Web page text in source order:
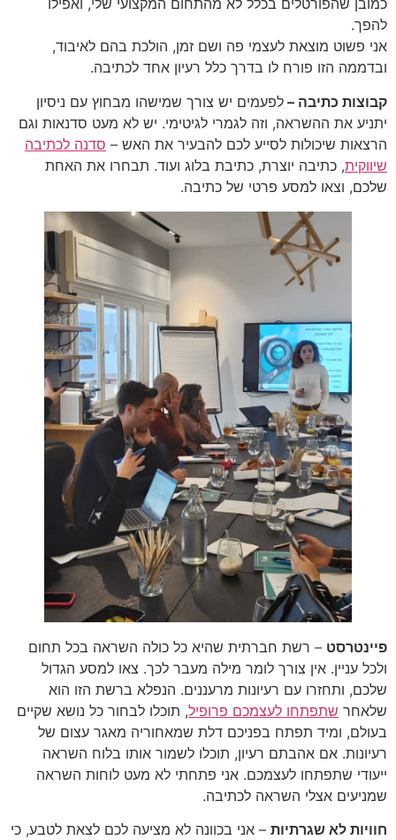
כמובן שהפורטלים בכלל לא מהתחום המקצועי שלי, ואפילו
להפך.
אני פשוט מוצאת לעצמי פה ושם זמן, הולכת בהם לאיבוד,
ובדממה הזו פורח לו בדרך כלל רעיון אחד לכתיבה.
קבוצות כתיבה – לפעמים יש צורך שמישהו מבחוץ עם ניסיון
יתניע את ההשראה, וזה לגמרי לגיטימי. יש לא מעט סדנאות וגם
הרצאות שיכולות לסייע לכם להבעיר את האש – סדנה לכתיבה
שיווקית, כתיבה יוצרת, כתיבת בלוג ועוד. תבחרו את האחת
שלכם, וצאו למסע פרטי של כתיבה.
פיינטרסט – רשת חברתית שהיא כל כולה השראה בכל תחום
ולכל עניין. אין צורך לומר מילה מעבר לכך. צאו למסע הגדול
שלכם, ותחזרו עם רעיונות מרעננים. הנפלא ברשת הזו הוא
שלאחר שתפתחו לעצמכם פרופיל, תוכלו לבחור כל נושא שקיים
בעולם, ומיד תפתח בפניכם דלת שמאחוריה מאגר עצום של
רעיונות. אם אהבתם רעיון, תוכלו לשמור אותו בלוח השראה
ייעודי שתפתחו לעצמכם. אני פתחתי לא מעט לוחות השראה
שמניעים אצלי השראה לכתיבה.
חוויות לא שגרתיות – אני בכוונה לא מציעה לכם לצאת לטבע, כי